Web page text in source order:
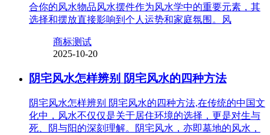
合你的风水物品风水摆件作为风水学中的重要元素，其
选择和摆放直接影响到个人运势和家庭氛围。风
商标测试
2025-10-20
阴宅风水怎样辨别 阴宅风水的四种方法
阴宅风水怎样辨别 阴宅风水的四种方法,在传统的中国文
化中，风水不仅仅是关于居住环境的选择，更是对生与
死、阴与阳的深刻理解。阴宅风水，亦即墓地的风水，